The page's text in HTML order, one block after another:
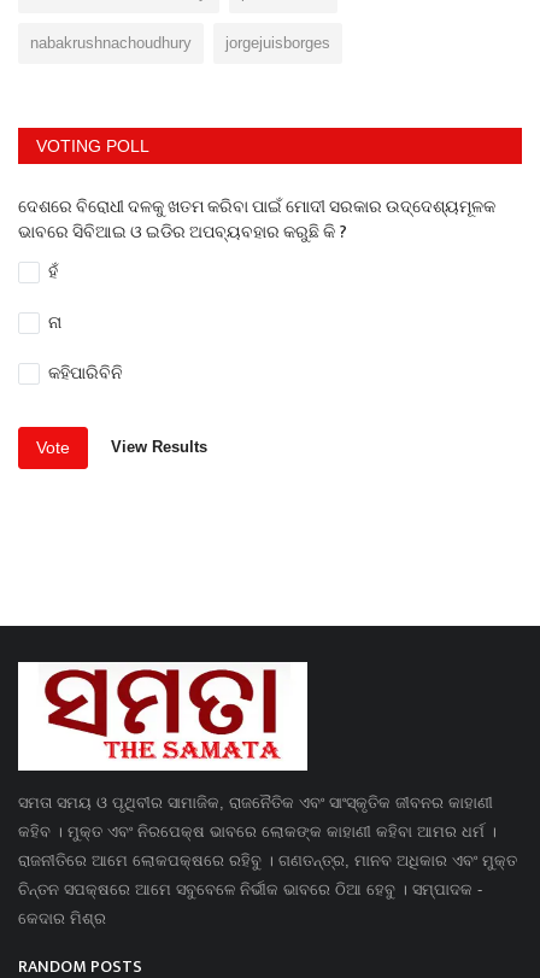
nabakrushnachoudhury jorgejuisborges
VOTING POLL
ଦେଶରେ ବିରୋଧୀ ଦଳକୁ ଖତମ କରିବା ପାଇଁ ମୋଦୀ ସରକାର ଉଦ୍ଦେଶ୍ୟମୂଳକ
ଭାବରେ ସିବିଆଇ ଓ ଇଡିର ଅପବ୍ୟବହାର କରୁଛି କି ?
ହଁ
ନା
କହିପାରିବିନି
Vote View Results
ସମତା ସମୟ ଓ ପୃଥିବୀର ସାମାଜିକ, ରାଜନୈତିକ ଏବଂ ସାଂସ୍କୃତିକ ଜୀବନର କାହାଣୀ
କହିବ । ମୁକ୍ତ ଏବଂ ନିରପେକ୍ଷ ଭାବରେ ଲୋକଙ୍କ କାହାଣୀ କହିବା ଆମର ଧର୍ମ ।
ରାଜନୀତିରେ ଆମେ ଲୋକପକ୍ଷରେ ରହିବୁ । ଗଣତନ୍ତ୍ର, ମାନବ ଅଧିକାର ଏବଂ ମୁକ୍ତ
ଚିନ୍ତନ ସପକ୍ଷରେ ଆମେ ସବୁବେଳେ ନିର୍ଭୀକ ଭାବରେ ଠିଆ ହେବୁ । ସମ୍ପାଦକ -
କେଦାର ମିଶ୍ର
RANDOM POSTS